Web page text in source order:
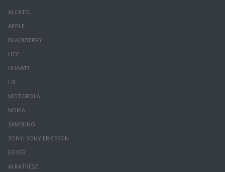
ALCATEL
APPLE
BLACKBERRY
HTC
HUAWEI
LG
MOTOROLA
NOKIA
SAMSUNG
SONY, SONY ERICSSON
EGYÉB
ALKATRÉSZ